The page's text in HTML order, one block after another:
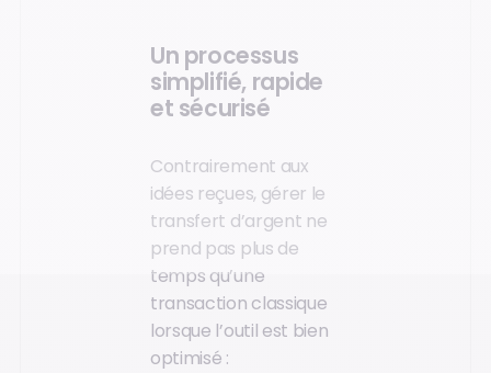
Un processus
simplifié, rapide
et sécurisé
Contrairement aux
idées reçues, gérer le
transfert d’argent ne
prend pas plus de
temps qu’une
transaction classique
lorsque l’outil est bien
optimisé :